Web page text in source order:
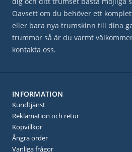
Oavsett om du behöver ett
eller bara nya trumskinn till dina
trummor så är du varmt
kontakta oss.
INFORMATION
Kundtjänst
Reklamation och retur
Köpvillkor
Ångra order
Vanliga frågor